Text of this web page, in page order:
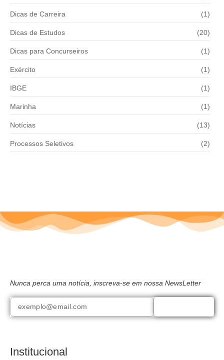
Dicas de Carreira (1)
Dicas de Estudos (20)
Dicas para Concurseiros (1)
Exército (1)
IBGE (1)
Marinha (1)
Notícias (13)
Processos Seletivos (2)
Nunca perca uma notícia, inscreva-se em nossa NewsLetter
Institucional